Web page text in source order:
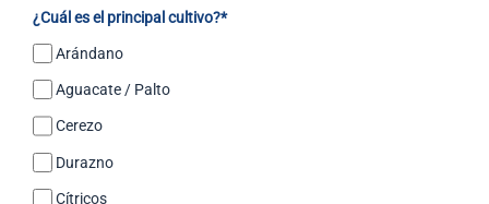
¿Cuál es el principal cultivo?*
Arándano
Aguacate / Palto
Cerezo
Durazno
Cítricos